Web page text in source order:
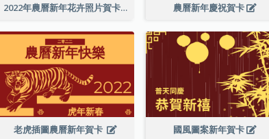
2022年農曆新年花卉照片賀卡 農曆新年慶祝賀卡
老虎插圖農曆新年賀卡 國風圖案新年賀卡